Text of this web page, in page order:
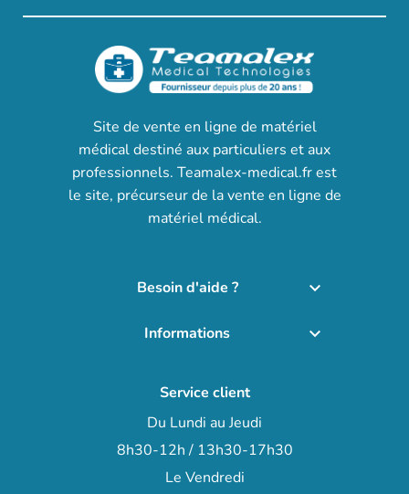
Site de vente en ligne de matériel
médical destiné aux particuliers et aux
professionnels. Teamalex-medical.fr est
le site, précurseur de la vente en ligne de
matériel médical.
Besoin d'aide ? 
Informations 
Service client
Du Lundi au Jeudi
8h30-12h / 13h30-17h30
Le Vendredi